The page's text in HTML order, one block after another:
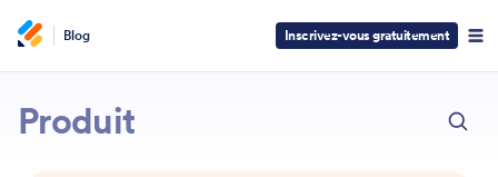
Blog Inscrivez-vous gratuitement
Jotform
Produit
ECH